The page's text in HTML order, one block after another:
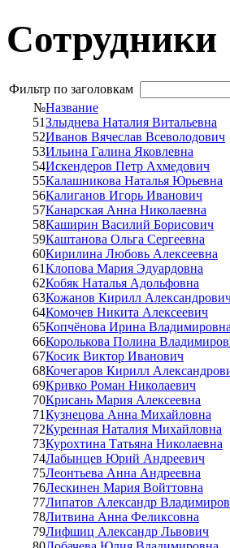
Сотрудники
Фильтр по заголовкам
№Название
51Злыднева Наталия Витальевна
52Иванов Вячеслав Всеволодович
53Ильина Галина Яковлевна
54Искендеров Петр Ахмедович
55Калашникова Наталья Юрьевна
56Калиганов Игорь Иванович
57Канарская Анна Николаевна
58Каширин Василий Борисович
59Каштанова Ольга Сергеевна
60Кирилина Любовь Алексеевна
61Клопова Мария Эдуардовна
62Кобяк Наталья Адольфовна
63Кожанов Кирилл
64Комочев Никита Алексеевич
65Копчёнова Ирина Владимировна
66Королькова Полина
67Косик Виктор Иванович
68Кочегаров Кирилл
69Кривко Роман Николаевич
70Крисань Мария Алексеевна
71Кузнецова Анна Михайловна
72Куренная Наталия Михайловна
73Курохтина Татьяна Николаевна
74Лабынцев Юрий Андреевич
75Леонтьева Анна Андреевна
76Лескинен Мария Войттовна
77Липатов Александр
78Литвина Анна Феликсовна
79Лифшиц Александр Львович